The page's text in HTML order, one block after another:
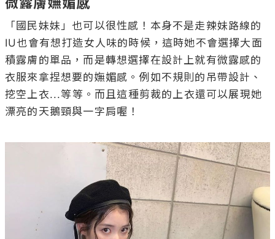
積露膚的單品，而是轉想選擇在設計上就有微露感的
衣服來拿捏想要的嫵媚感。例如不規則的吊帶設計、
挖空上衣...等等。而且這種剪裁的上衣還可以展現她
漂亮的天鵝頸與一字肩喔！